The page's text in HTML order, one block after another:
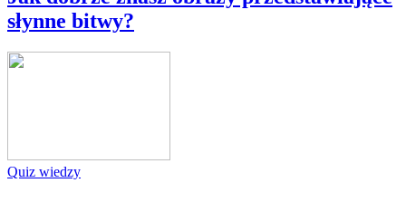
słynne bitwy?
Quiz wiedzy